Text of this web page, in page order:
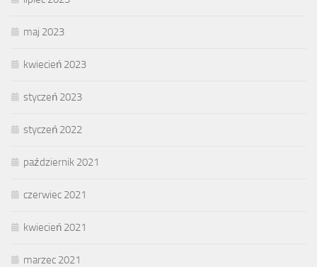
maj 2023
kwiecień 2023
styczeń 2023
styczeń 2022
październik 2021
czerwiec 2021
kwiecień 2021
marzec 2021